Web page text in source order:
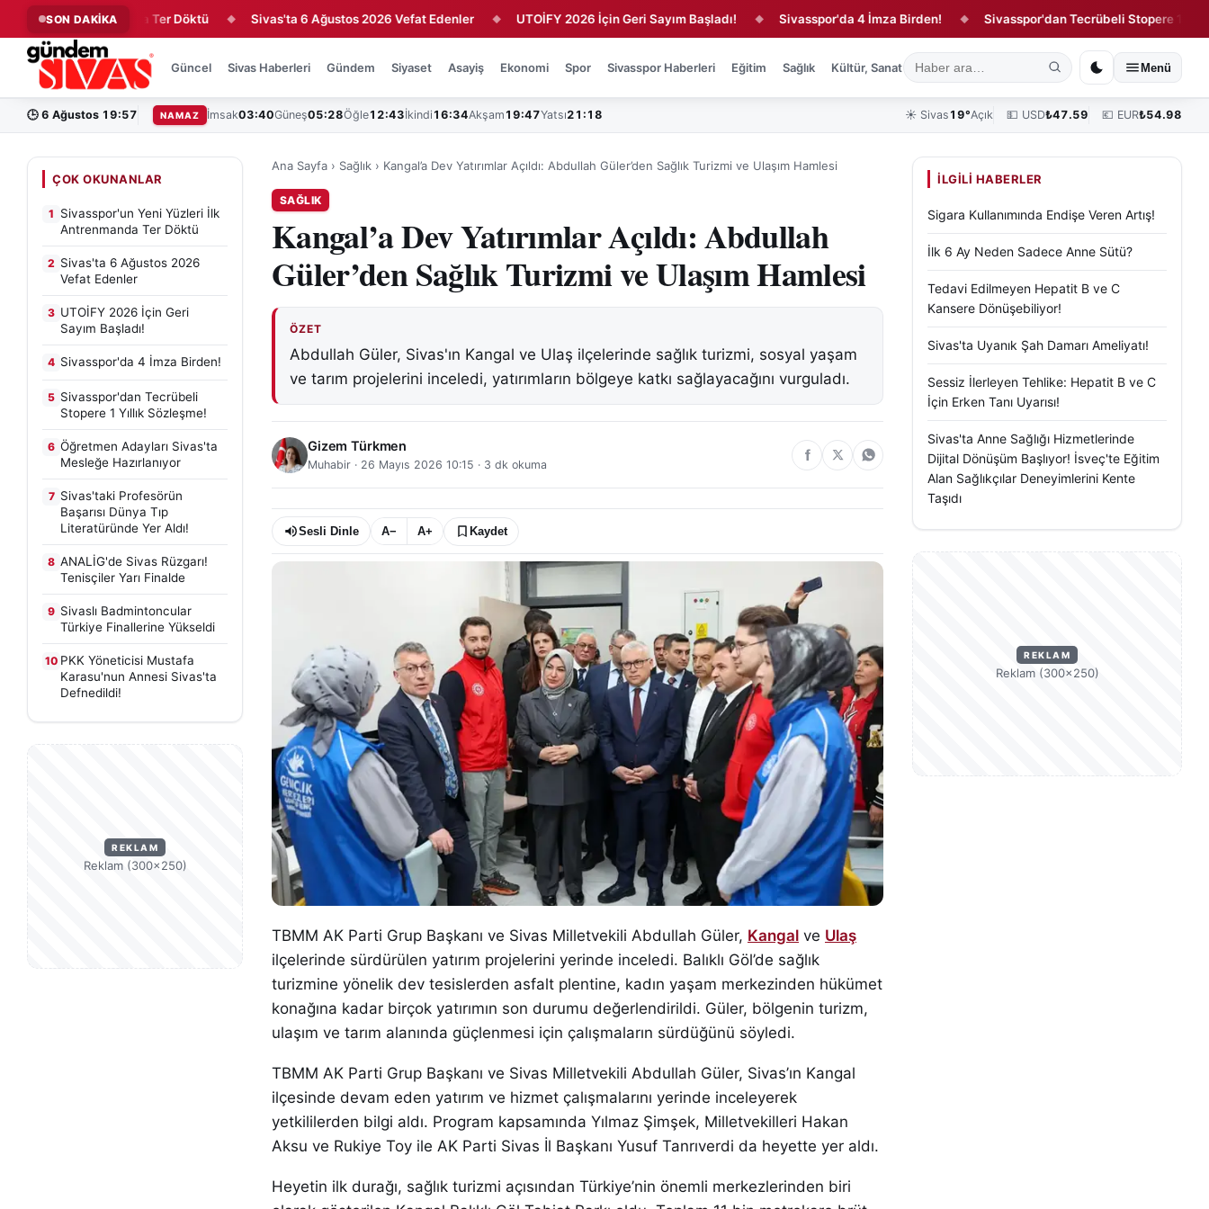
SON DAKİKA
İlk Antrenmanda Ter Döktü ◆ Sivas'ta 6 Ağustos 2026 Vefat Edenler ◆ UTOİFY 2026 İçin Geri Sayım Başladı! ◆ Sivasspor'da 4 İmza Birden! ◆ Sivasspor'dan Tecrübeli Stopere 1 Yıllık
Güncel Sivas Haberleri Gündem Siyaset Asayiş Ekonomi Spor Sivasspor Haberleri Eğitim Sağlık Kültür, Sanat ve Tarih Yaşam Sivas Vefat Edenler Köşe
Menü
🕒 6 Ağustos 19:57 NAMAZ İmsak03:40Güneş05:28Öğle12:43İkindi 16:34Akşam 19:47Yatsı21:18 ☀️ Sivas 19°Açık 💵 USD₺47.59 💶 EUR₺54.98
ÇOK OKUNANLAR
1 Sivasspor'un Yeni Yüzleri İlk
Antrenmanda Ter Döktü
2 Sivas'ta 6 Ağustos 2026
Vefat Edenler
3 UTOİFY 2026 İçin Geri
Sayım Başladı!
4 Sivasspor'da 4 İmza Birden!
5 Sivasspor'dan Tecrübeli
Stopere 1 Yıllık Sözleşme!
6 Öğretmen Adayları Sivas'ta
Mesleğe Hazırlanıyor
7 Sivas'taki Profesörün
Başarısı Dünya Tıp
Literatüründe Yer Aldı!
8 ANALİG'de Sivas Rüzgarı!
Tenisçiler Yarı Finalde
9 Sivaslı Badmintoncular
Türkiye Finallerine Yükseldi
10 PKK Yöneticisi Mustafa
Karasu'nun Annesi Sivas'ta
Defnedildi!
REKLAM
Reklam (300×250)
Ana Sayfa › Sağlık › Kangal’a Dev Yatırımlar Açıldı: Abdullah Güler’den Sağlık Turizmi ve Ulaşım Hamlesi
SAĞLIK
Kangal’a Dev Yatırımlar Açıldı: Abdullah
Güler’den Sağlık Turizmi ve Ulaşım Hamlesi
ÖZET
Abdullah Güler, Sivas'ın Kangal ve Ulaş ilçelerinde sağlık turizmi, sosyal yaşam
ve tarım projelerini inceledi, yatırımların bölgeye katkı sağlayacağını vurguladı.
Gizem Türkmen
Muhabir · 26 Mayıs 2026 10:15 · 3 dk okuma
Sesli Dinle A− A+ Kaydet
TBMM AK Parti Grup Başkanı ve Sivas Milletvekili Abdullah Güler, Kangal ve Ulaş
ilçelerinde sürdürülen yatırım projelerini yerinde inceledi. Balıklı Göl’de sağlık
turizmine yönelik dev tesislerden asfalt plentine, kadın yaşam merkezinden hükümet
konağına kadar birçok yatırımın son durumu değerlendirildi. Güler, bölgenin turizm,
ulaşım ve tarım alanında güçlenmesi için çalışmaların sürdüğünü söyledi.
TBMM AK Parti Grup Başkanı ve Sivas Milletvekili Abdullah Güler, Sivas’ın Kangal
ilçesinde devam eden yatırım ve hizmet çalışmalarını yerinde inceleyerek
yetkililerden bilgi aldı. Program kapsamında Yılmaz Şimşek, Milletvekilleri Hakan
Aksu ve Rukiye Toy ile AK Parti Sivas İl Başkanı Yusuf Tanrıverdi da heyette yer aldı.
Heyetin ilk durağı, sağlık turizmi açısından Türkiye’nin önemli merkezlerinden biri
İLGILI HABERLER
Sigara Kullanımında Endişe Veren Artış!
İlk 6 Ay Neden Sadece Anne Sütü?
Tedavi Edilmeyen Hepatit B ve C
Kansere Dönüşebiliyor!
Sivas'ta Uyanık Şah Damarı Ameliyatı!
Sessiz İlerleyen Tehlike: Hepatit B ve C
İçin Erken Tanı Uyarısı!
Sivas'ta Anne Sağlığı Hizmetlerinde
Dijital Dönüşüm Başlıyor! İsveç'te Eğitim
Alan Sağlıkçılar Deneyimlerini Kente
Taşıdı
REKLAM
Reklam (300×250)